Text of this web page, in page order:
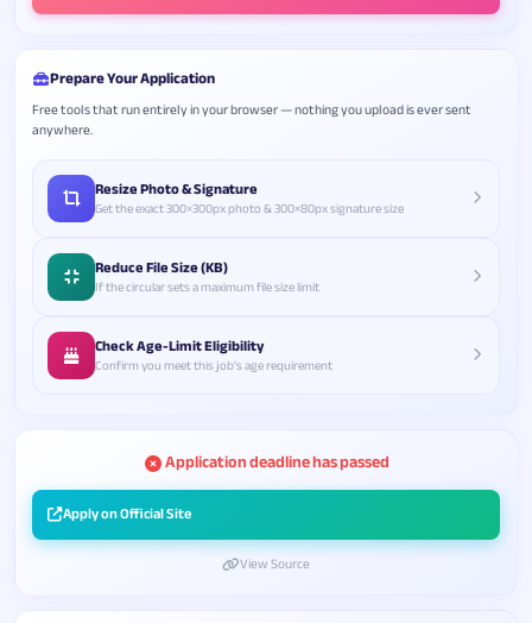
Prepare Your Application
Free tools that run entirely in your browser — nothing you upload is ever sent
anywhere.
Resize Photo & Signature
Get the exact 300×300px photo & 300×80px signature size
Reduce File Size (KB)
If the circular sets a maximum file size limit
Check Age-Limit Eligibility
Confirm you meet this job's age requirement
Application deadline has passed
Apply on Official Site
View Source